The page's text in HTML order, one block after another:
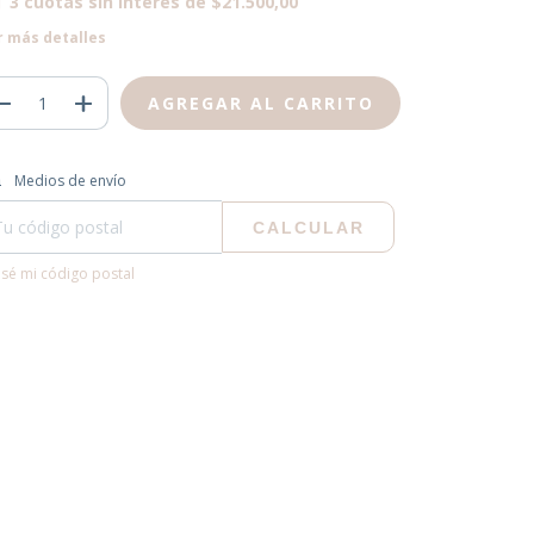
más detalles
para el CP:
Medios de envío
CALCULAR
mi código postal